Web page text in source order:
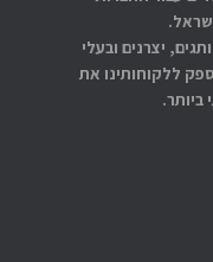
יצרנים ובעלי
ללקוחותינו את
ביותר.